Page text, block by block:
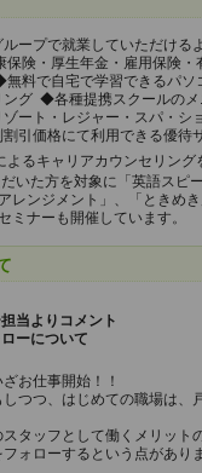
ープで就業していただける
険・厚生年金・雇用保険・
料で自宅で学習できるパ
ング ◆各種提携スクールのメ
ート・レジャー・スパ・シ
引価格にて利用できる優待
よるキャリアカウンセリング
いた方を対象に「英語スピ
レンジメント」、「ときめ
ミナーも開催しています。
当よりコメント
ーについて
お仕事開始！！
つつ、はじめての職場は、
タッフとして働くメリット
ォローするという点がありま